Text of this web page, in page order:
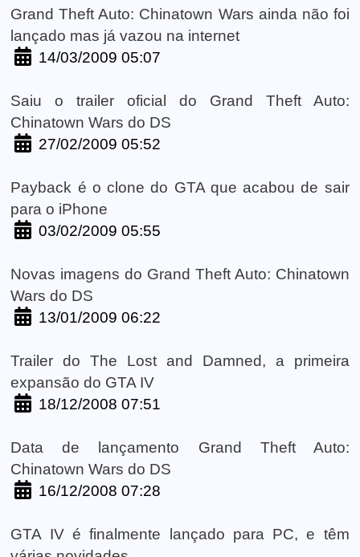
Grand Theft Auto: Chinatown Wars ainda não foi
lançado mas já vazou na internet
14/03/2009 05:07
Saiu o trailer oficial do Grand Theft Auto:
Chinatown Wars do DS
27/02/2009 05:52
Payback é o clone do GTA que acabou de sair
para o iPhone
03/02/2009 05:55
Novas imagens do Grand Theft Auto: Chinatown
Wars do DS
13/01/2009 06:22
Trailer do The Lost and Damned, a primeira
expansão do GTA IV
18/12/2008 07:51
Data de lançamento Grand Theft Auto:
Chinatown Wars do DS
16/12/2008 07:28
GTA IV é finalmente lançado para PC, e têm